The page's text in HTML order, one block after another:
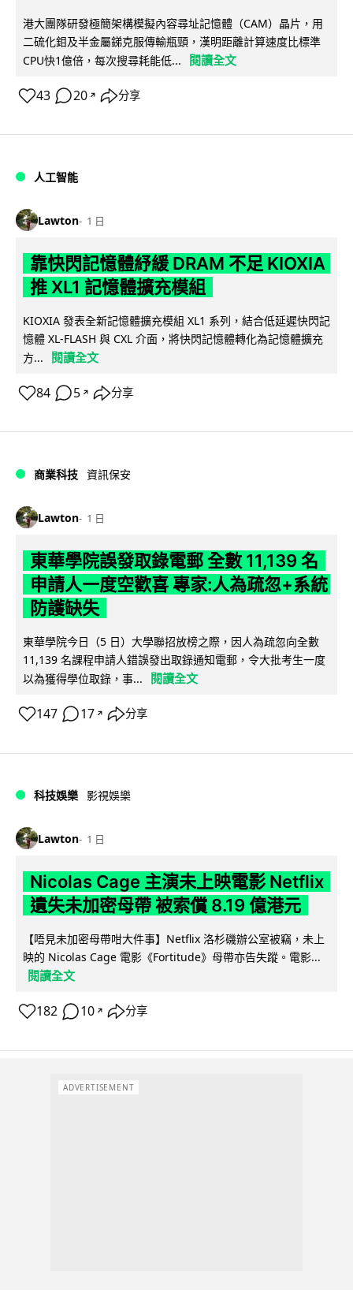
港大團隊研發極簡架構模擬內容尋址記憶體（CAM）晶片，用
二硫化鉬及半金屬銻克服傳輸瓶頸，漢明距離計算速度比標準
CPU快1億倍，每次搜尋耗能低...
閱讀全文
43 20 ↗ 分享
人工智能
Lawton 1 日
靠快閃記憶體紓緩 DRAM 不足 KIOXIA
推 XL1 記憶體擴充模組
KIOXIA 發表全新記憶體擴充模組 XL1 系列，結合低延遲快閃記
憶體 XL-FLASH 與 CXL 介面，將快閃記憶體轉化為記憶體擴充
方...
閱讀全文
84 5 ↗ 分享
商業科技 資訊保安
Lawton 1 日
東華學院誤發取錄電郵 全數 11,139 名
申請人一度空歡喜 專家:人為疏忽+系統
防護缺失
東華學院今日（5 日）大學聯招放榜之際，因人為疏忽向全數
11,139 名課程申請人錯誤發出取錄通知電郵，令大批考生一度
以為獲得學位取錄，事...
閱讀全文
147 17 ↗ 分享
科技娛樂 影視娛樂
Lawton 1 日
Nicolas Cage 主演未上映電影 Netflix
遺失未加密母帶 被索償 8.19 億港元
【唔見未加密母帶咁大件事】Netflix 洛杉磯辦公室被竊，未上
映的 Nicolas Cage 電影《Fortitude》母帶亦告失蹤。電影...
閱讀全文
182 10 ↗ 分享
ADVERTISEMENT